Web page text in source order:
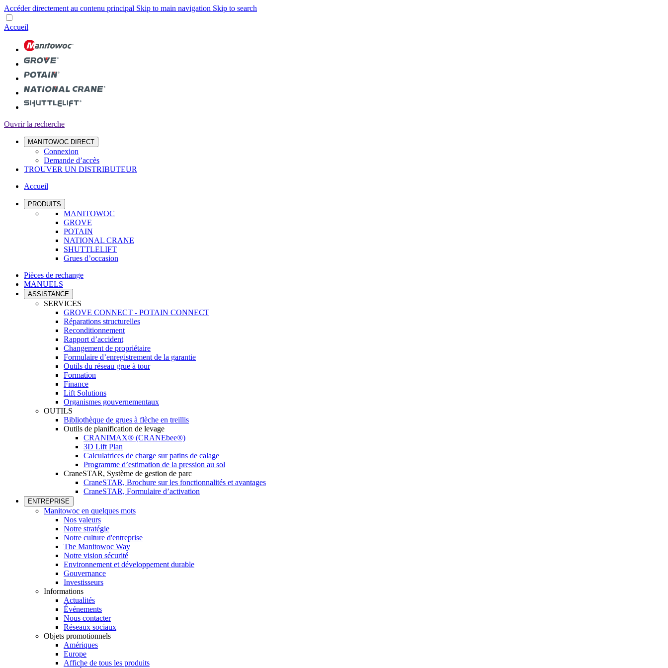
Accéder directement au contenu principal Skip to main navigation Skip to search
Accueil
Ouvrir la recherche
MANITOWOC DIRECT
Connexion
Demande d’accès
TROUVER UN DISTRIBUTEUR
Accueil
PRODUITS
MANITOWOC
GROVE
POTAIN
NATIONAL CRANE
SHUTTLELIFT
Grues d’occasion
Pièces de rechange
MANUELS
ASSISTANCE
SERVICES
GROVE CONNECT - POTAIN CONNECT
Réparations structurelles
Reconditionnement
Rapport d’accident
Changement de propriétaire
Formulaire d’enregistrement de la garantie
Outils du réseau grue à tour
Formation
Finance
Lift Solutions
Organismes gouvernementaux
OUTILS
Bibliothèque de grues à flèche en treillis
Outils de planification de levage
CRANIMAX® (CRANEbee®)
3D Lift Plan
Calculatrices de charge sur patins de calage
Programme d’estimation de la pression au sol
CraneSTAR, Système de gestion de parc
CraneSTAR, Brochure sur les fonctionnalités et avantages
CraneSTAR, Formulaire d’activation
ENTREPRISE
Manitowoc en quelques mots
Nos valeurs
Notre stratégie
Notre culture d'entreprise
The Manitowoc Way
Notre vision sécurité
Environnement et développement durable
Gouvernance
Investisseurs
Informations
Actualités
Événements
Nous contacter
Réseaux sociaux
Objets promotionnels
Amériques
Europe
Affiche de tous les produits